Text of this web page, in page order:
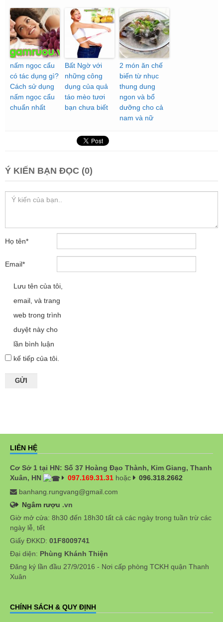
nấm ngọc cẩu
có tác dụng gì?
Cách sử dụng
nấm ngọc cẩu
chuẩn nhất
Bất Ngờ với
những công
dụng của quả
táo mèo tươi
bạn chưa biết
2 món ăn chế
biến từ nhục
thung dung
ngon và bổ
dưỡng cho cả
nam và nữ
Ý KIẾN BẠN ĐỌC (0)
Họ tên*
Email*
Lưu tên của tôi,
email, và trang
web trong trình
duyệt này cho
lần bình luận
kế tiếp của tôi.
LIÊN HỆ
Cơ Sở 1 tại HN: Số 37 Hoàng Đạo Thành, Kim Giang, Thanh
Xuân, HN
097.169.31.31 hoặc
096.318.2662
banhang.rungvang@gmail.com
Ngâm rượu .vn
Giờ mở cửa: 8h30 đến 18h30 tất cả các ngày trong tuần trừ các
ngày lễ, tết
Giấy ĐKKD: 01F8009741
Đại diện: Phùng Khánh Thiện
Đăng ký lần đầu 27/9/2016 - Nơi cấp phòng TCKH quận Thanh
Xuân
CHÍNH SÁCH & QUY ĐỊNH